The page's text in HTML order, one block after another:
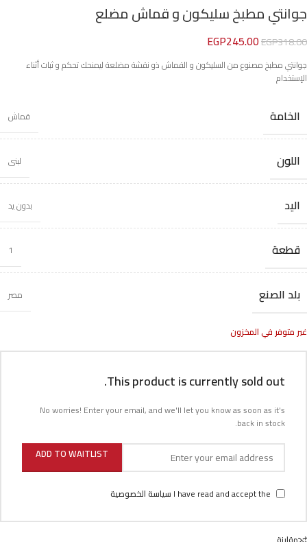
جوانتي مطبخ سليكون و قماش مضلع
EGP318.00
EGP245.00
جوانتي مطبخ مصنوع من السليكون و القماش ذو نقشة مضلعة ليمنحك تحكم و ثبات أثناء
الإستخدام
الخامة قماش
اللون لبنى
اليد بدون يد
قطعة 1
بلد الصنع مصر
غير متوفر في المخزون
This product is currently sold out.
No worries! Enter your email, and we'll let you know as soon as it's
back in stock.
ADD TO WAITLIST
I have read and accept the سياسة الخصوصية